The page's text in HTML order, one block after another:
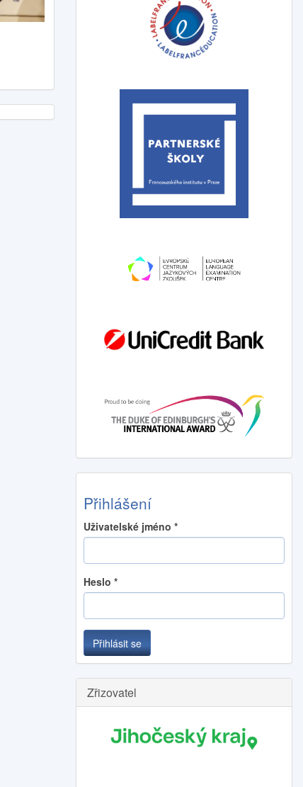
Přihlášení
Uživatelské jméno *
Heslo *
Přihlásit se
Zřizovatel